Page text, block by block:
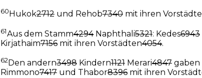
60 Hukok2712 und Rehob7340 mit ihren
61Aus dem Stamm4294Naphthali5321: Kedes6943
Kirjathaim7156 mit ihren Vorstädten4054.
62 Den andern3498 Kindern1121 Merari4847 gaben
Rimmono7417 und Thabor8396 mit ihren